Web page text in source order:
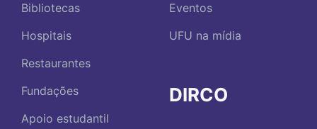
Bibliotecas
Hospitais
Restaurantes
Fundações
Apoio estudantil
Eventos
UFU na mídia
DIRCO